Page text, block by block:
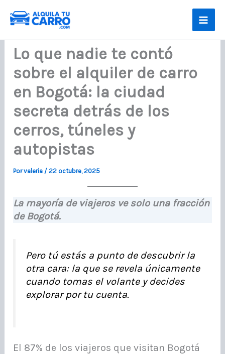
contenido
Lo que nadie te contó
sobre el alquiler de carro
en Bogotá: la ciudad
secreta detrás de los
cerros, túneles y
autopistas
Porvaleria /22 octubre, 2025
La mayoría de viajeros ve solo una fracción
de Bogotá.
Pero tú estás a punto de descubrir la
otra cara: la que se revela únicamente
cuando tomas el volante y decides
explorar por tu cuenta.
El 87% de los viajeros que visitan Bogotá